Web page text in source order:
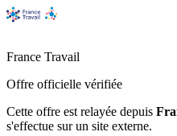
France Travail
Offre officielle vérifiée
Cette offre est relayée depuis
s'effectue sur un site externe.